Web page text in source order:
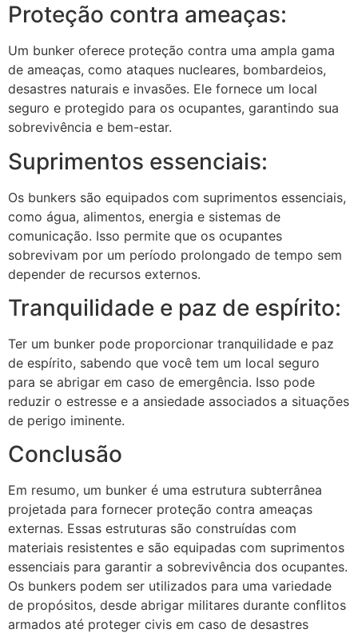
Proteção contra ameaças:
Um bunker oferece proteção contra uma ampla gama
de ameaças, como ataques nucleares, bombardeios,
desastres naturais e invasões. Ele fornece um local
seguro e protegido para os ocupantes, garantindo sua
sobrevivência e bem-estar.
Suprimentos essenciais:
Os bunkers são equipados com suprimentos essenciais,
como água, alimentos, energia e sistemas de
comunicação. Isso permite que os ocupantes
sobrevivam por um período prolongado de tempo sem
depender de recursos externos.
Tranquilidade e paz de espírito:
Ter um bunker pode proporcionar tranquilidade e paz
de espírito, sabendo que você tem um local seguro
para se abrigar em caso de emergência. Isso pode
reduzir o estresse e a ansiedade associados a situações
de perigo iminente.
Conclusão
Em resumo, um bunker é uma estrutura subterrânea
projetada para fornecer proteção contra ameaças
externas. Essas estruturas são construídas com
materiais resistentes e são equipadas com suprimentos
essenciais para garantir a sobrevivência dos ocupantes.
Os bunkers podem ser utilizados para uma variedade
de propósitos, desde abrigar militares durante conflitos
armados até proteger civis em caso de desastres